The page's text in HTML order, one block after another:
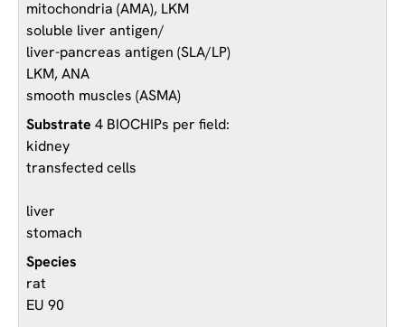
mitochondria (AMA), LKM
soluble liver antigen/
liver-pancreas antigen (SLA/LP)
LKM, ANA
smooth muscles (ASMA)
4 BIOCHIPs per field:
kidney
transfected cells
liver
stomach
rat
EU 90